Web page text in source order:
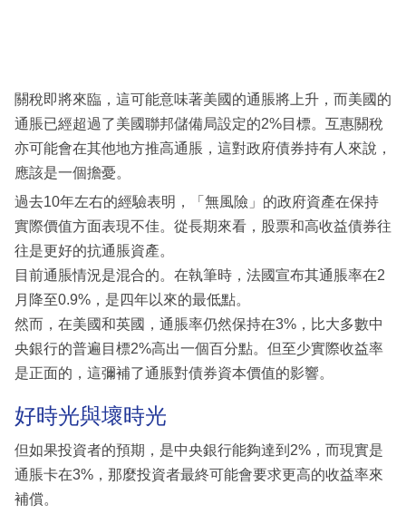
閱
專
區
關稅即將來臨，這可能意味著美國的通脹將上升，而美國的
通脹已經超過了美國聯邦儲備局設定的2%目標。互惠關稅
亦可能會在其他地方推高通脹，這對政府債券持有人來說，
應該是一個擔憂。
過去10年左右的經驗表明，「無風險」的政府資產在保持
實際價值方面表現不佳。從長期來看，股票和高收益債券往
往是更好的抗通脹資產。
目前通脹情況是混合的。在執筆時，法國宣布其通脹率在2
月降至0.9%，是四年以來的最低點。
然而，在美國和英國，通脹率仍然保持在3%，比大多數中
央銀行的普遍目標2%高出一個百分點。但至少實際收益率
是正面的，這彌補了通脹對債券資本價值的影響。
好時光與壞時光
但如果投資者的預期，是中央銀行能夠達到2%，而現實是
通脹卡在3%，那麼投資者最終可能會要求更高的收益率來
補償。